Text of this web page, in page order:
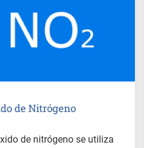
de Nitrógeno
de nitrógeno se utiliza